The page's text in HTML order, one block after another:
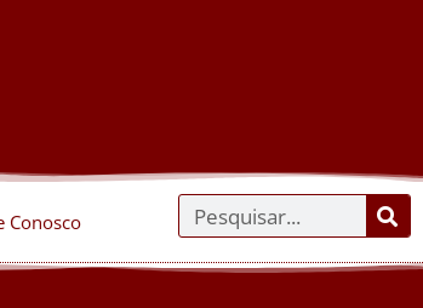
Conosco